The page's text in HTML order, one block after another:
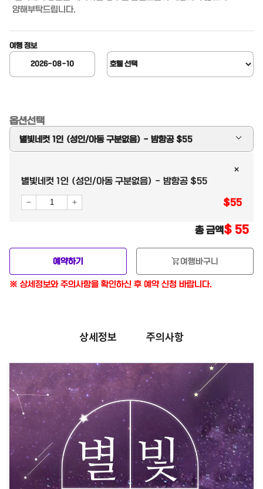
여행 정보
옵션선택
별빛네컷 1인 (성인/아동 구분없음) - 밤항공 $55
별빛네컷 1인 (성인/아동 구분없음) - 밤항공 $55
$55
총 금액 $ 55
예약하기 shopping_cart 여행바구니
※ 상세정보와 주의사항을 확인하신 후 예약 신청 바랍니다.
상세정보 주의사항